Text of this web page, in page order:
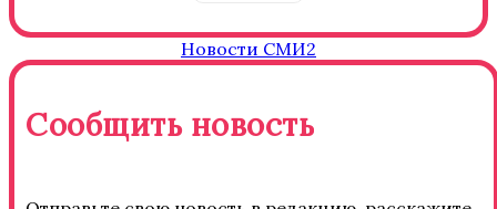
Новости СМИ2
Сообщить новость